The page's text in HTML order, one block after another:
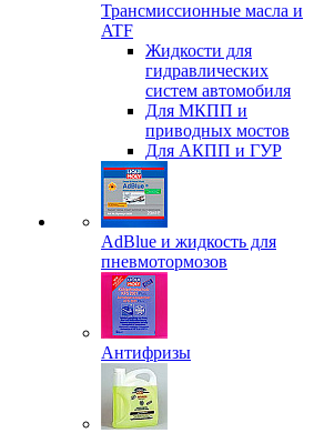
Трансмиссионные масла и
ATF
Жидкости для
гидравлических
систем автомобиля
Для МКПП и
приводных мостов
Для АКПП и ГУР
AdBlue и жидкость для
пневмотормозов
Антифризы